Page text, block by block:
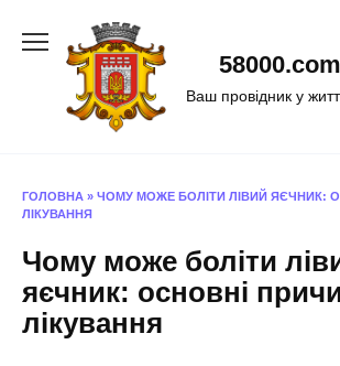
Ваш провідник у
ГОЛОВНА » ЧОМУ МОЖЕ БОЛІТИ ЛІВИЙ ЯЄЧНИК:
ЛІКУВАННЯ
Чому може боліти
яєчник: основні
лікування